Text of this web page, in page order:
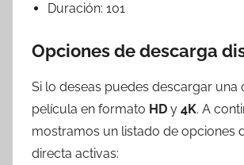
Duración: 101
Opciones de descarga
Si lo deseas puedes descargar una
película en formato HD y 4K. A
mostramos un listado de opciones
directa activas: